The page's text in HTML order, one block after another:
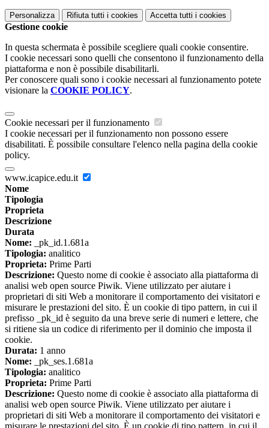
Personalizza Rifiuta tutti i cookies Accetta tutti i cookies
Gestione cookie
In questa schermata è possibile scegliere quali cookie consentire.
I cookie necessari sono quelli che consentono il funzionamento della
piattaforma e non è possibile disabilitarli.
Per conoscere quali sono i cookie necessari al funzionamento potete
visionare la COOKIE POLICY.
Cookie necessari per il funzionamento
I cookie necessari per il funzionamento non possono essere
disabilitati. È possibile consultare l'elenco nella pagina della cookie
policy.
www.icapice.edu.it
Nome
Tipologia
Proprieta
Descrizione
Durata
Nome: _pk_id.1.681a
Tipologia: analitico
Proprieta: Prime Parti
Descrizione: Questo nome di cookie è associato alla piattaforma di
analisi web open source Piwik. Viene utilizzato per aiutare i
proprietari di siti Web a monitorare il comportamento dei visitatori e
misurare le prestazioni del sito. È un cookie di tipo pattern, in cui il
prefisso _pk_id è seguito da una breve serie di numeri e lettere, che
si ritiene sia un codice di riferimento per il dominio che imposta il
cookie.
Durata: 1 anno
Nome: _pk_ses.1.681a
Tipologia: analitico
Proprieta: Prime Parti
Descrizione: Questo nome di cookie è associato alla piattaforma di
analisi web open source Piwik. Viene utilizzato per aiutare i
proprietari di siti Web a monitorare il comportamento dei visitatori e
misurare le prestazioni del sito. È un cookie di tipo pattern, in cui il